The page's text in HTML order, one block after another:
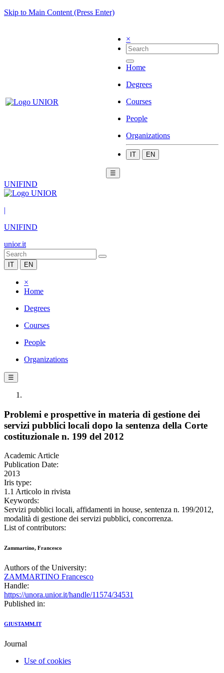
Skip to Main Content (Press Enter)
×
Home
Degrees
Courses
People
Organizations
IT EN
☰
UNIFIND
|
UNIFIND
unior.it
IT EN
×
Home
Degrees
Courses
People
Organizations
☰
Problemi e prospettive in materia di gestione dei
servizi pubblici locali dopo la sentenza della Corte
costituzionale n. 199 del 2012
Academic Article
Publication Date:
2013
Iris type:
1.1 Articolo in rivista
Keywords:
Servizi pubblici locali, affidamenti in house, sentenza n. 199/2012,
modalità di gestione dei servizi pubblici, concorrenza.
List of contributors:
Zammartino, Francesco
Authors of the University:
ZAMMARTINO Francesco
Handle:
https://unora.unior.it/handle/11574/34531
Published in:
GIUSTAMM.IT
Journal
Use of cookies